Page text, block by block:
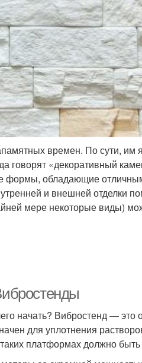
времен. По сути, им
говорят «декоративный
обладающие
и внешней отделки
мере некоторые виды)
начать? Вибростенд — это
для уплотнения
платформах должно быть